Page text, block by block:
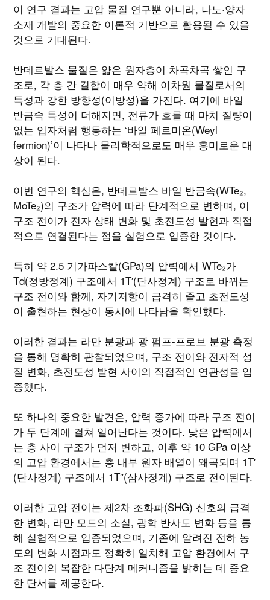
이 연구 결과는 고압 물질 연구뿐 아니라, 나노·양자
소재 개발의 중요한 이론적 기반으로 활용될 수 있을
것으로 기대된다.
반데르발스 물질은 얇은 원자층이 차곡차곡 쌓인 구
조로, 각 층 간 결합이 매우 약해 이차원 물질로서의
특성과 강한 방향성(이방성)을 가진다. 여기에 바일
반금속 특성이 더해지면, 전류가 흐를 때 마치 질량이
없는 입자처럼 행동하는 ‘바일 페르미온(Weyl
fermion)’이 나타나 물리학적으로도 매우 흥미로운 대
상이 된다.
이번 연구의 핵심은, 반데르발스 바일 반금속(WTe₂,
MoTe₂)의 구조가 압력에 따라 단계적으로 변하며, 이
구조 전이가 전자 상태 변화 및 초전도성 발현과 직접
적으로 연결된다는 점을 실험으로 입증한 것이다.
특히 약 2.5 기가파스칼(GPa)의 압력에서 WTe₂가
Td(정방정계) 구조에서 1T′(단사정계) 구조로 바뀌는
구조 전이와 함께, 자기저항이 급격히 줄고 초전도성
이 출현하는 현상이 동시에 나타남을 확인했다.
이러한 결과는 라만 분광과 광 펌프-프로브 분광 측정
을 통해 명확히 관찰되었으며, 구조 전이와 전자적 성
질 변화, 초전도성 발현 사이의 직접적인 연관성을 입
증했다.
또 하나의 중요한 발견은, 압력 증가에 따라 구조 전이
가 두 단계에 걸쳐 일어난다는 것이다. 낮은 압력에서
는 층 사이 구조가 먼저 변하고, 이후 약 10 GPa 이상
의 고압 환경에서는 층 내부 원자 배열이 왜곡되며 1T′
(단사정계) 구조에서 1T″(삼사정계) 구조로 전이된다.
이러한 고압 전이는 제2차 조화파(SHG) 신호의 급격
한 변화, 라만 모드의 소실, 광학 반사도 변화 등을 통
해 실험적으로 입증되었으며, 기존에 알려진 전하 농
도의 변화 시점과도 정확히 일치해 고압 환경에서 구
조 전이의 복잡한 다단계 메커니즘을 밝히는 데 중요
한 단서를 제공한다.